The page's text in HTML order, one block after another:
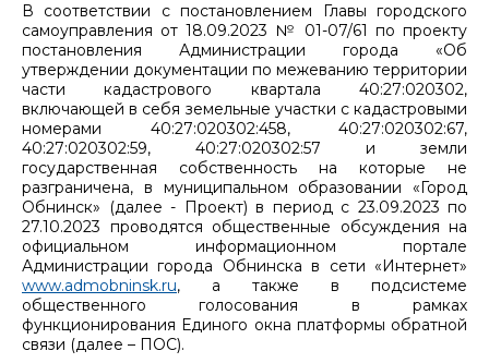
В соответствии с постановлением Главы городского
самоуправления от 18.09.2023 № 01-07/61 по проекту
постановления Администрации города «Об
утверждении документации по межеванию территории
части кадастрового квартала 40:27:020302,
включающей в себя земельные участки с кадастровыми
номерами 40:27:020302:458, 40:27:020302:67,
40:27:020302:59, 40:27:020302:57 и земли
государственная собственность на которые не
разграничена, в муниципальном образовании «Город
Обнинск» (далее - Проект) в период с 23.09.2023 по
27.10.2023 проводятся общественные обсуждения на
официальном информационном портале
Администрации города Обнинска в сети «Интернет»
www.admobninsk.ru, а также в подсистеме
общественного голосования в рамках
функционирования Единого окна платформы обратной
связи (далее – ПОС).